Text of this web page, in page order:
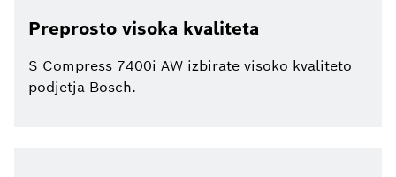
Preprosto visoka kvaliteta
S Compress 7400i AW izbirate visoko kvaliteto
podjetja Bosch.